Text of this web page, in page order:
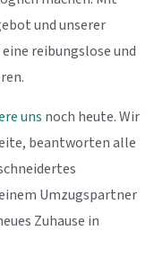
und unserer
reibungslose und
uns noch heute. Wir
beantworten alle
Umzugspartner
Zuhause in